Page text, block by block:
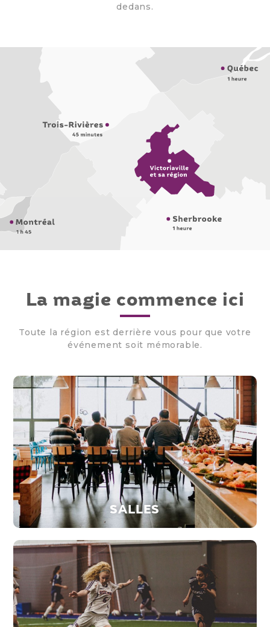
dedans.
La magie commence ici
Toute la région est derrière vous pour que votre
événement soit mémorable.
SALLES